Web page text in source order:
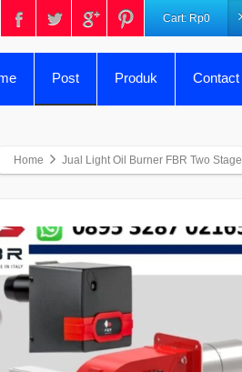
Cart: Rp0
Post Produk Contact
Home Jual Light Oil Burner FBR Two Stage